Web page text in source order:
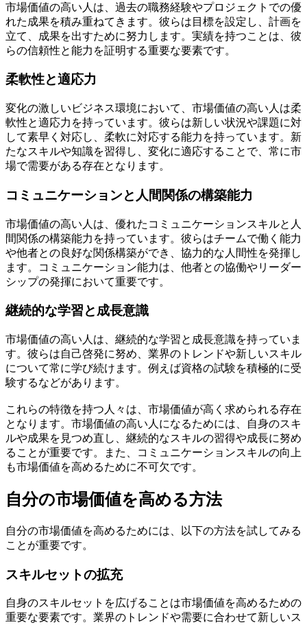
市場価値の高い人は、過去の職務経験やプロジェクトでの優
れた成果を積み重ねてきます。彼らは目標を設定し、計画を
立て、成果を出すために努力します。実績を持つことは、彼
らの信頼性と能力を証明する重要な要素です。
柔軟性と適応力
変化の激しいビジネス環境において、市場価値の高い人は柔
軟性と適応力を持っています。彼らは新しい状況や課題に対
して素早く対応し、柔軟に対応する能力を持っています。新
たなスキルや知識を習得し、変化に適応することで、常に市
場で需要がある存在となります。
コミュニケーションと人間関係の構築能力
市場価値の高い人は、優れたコミュニケーションスキルと人
間関係の構築能力を持っています。彼らはチームで働く能力
や他者との良好な関係構築ができ、協力的な人間性を発揮し
ます。コミュニケーション能力は、他者との協働やリーダー
シップの発揮において重要です。
継続的な学習と成長意識
市場価値の高い人は、継続的な学習と成長意識を持っていま
す。彼らは自己啓発に努め、業界のトレンドや新しいスキル
について常に学び続けます。例えば資格の試験を積極的に受
験するなどがあります。
これらの特徴を持つ人々は、市場価値が高く求められる存在
となります。市場価値の高い人になるためには、自身のスキ
ルや成果を見つめ直し、継続的なスキルの習得や成長に努め
ることが重要です。また、コミュニケーションスキルの向上
も市場価値を高めるために不可欠です。
自分の市場価値を高める方法
自分の市場価値を高めるためには、以下の方法を試してみる
ことが重要です。
スキルセットの拡充
自身のスキルセットを広げることは市場価値を高めるための
重要な要素です。業界のトレンドや需要に合わせて新しいス